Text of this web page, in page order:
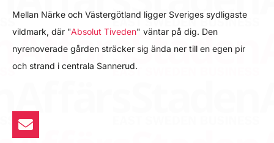
Mellan Närke och Västergötland ligger Sveriges sydligaste
vildmark, där "Absolut Tiveden" väntar på dig. Den
nyrenoverade gården sträcker sig ända ner till en egen pir
och strand i centrala Sannerud.